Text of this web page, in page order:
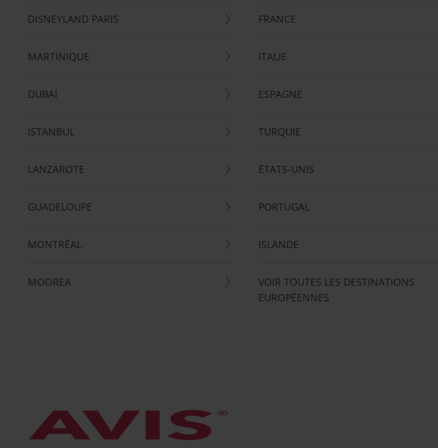
DISNEYLAND PARIS
MARTINIQUE
DUBAÏ
ISTANBUL
LANZAROTE
GUADELOUPE
MONTRÉAL
MOOREA
FRANCE
ITALIE
ESPAGNE
TURQUIE
ÉTATS-UNIS
PORTUGAL
ISLANDE
VOIR TOUTES LES DESTINATIONS
EUROPÉENNES